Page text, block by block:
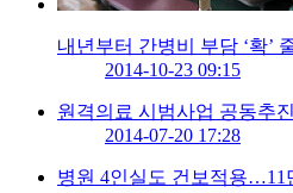
내년부터 간병비 부담 ‘확’
2014-10-23 09:15
원격의료 시범사업 공동추
2014-07-20 17:28
병원 4인실도 건보적용…11